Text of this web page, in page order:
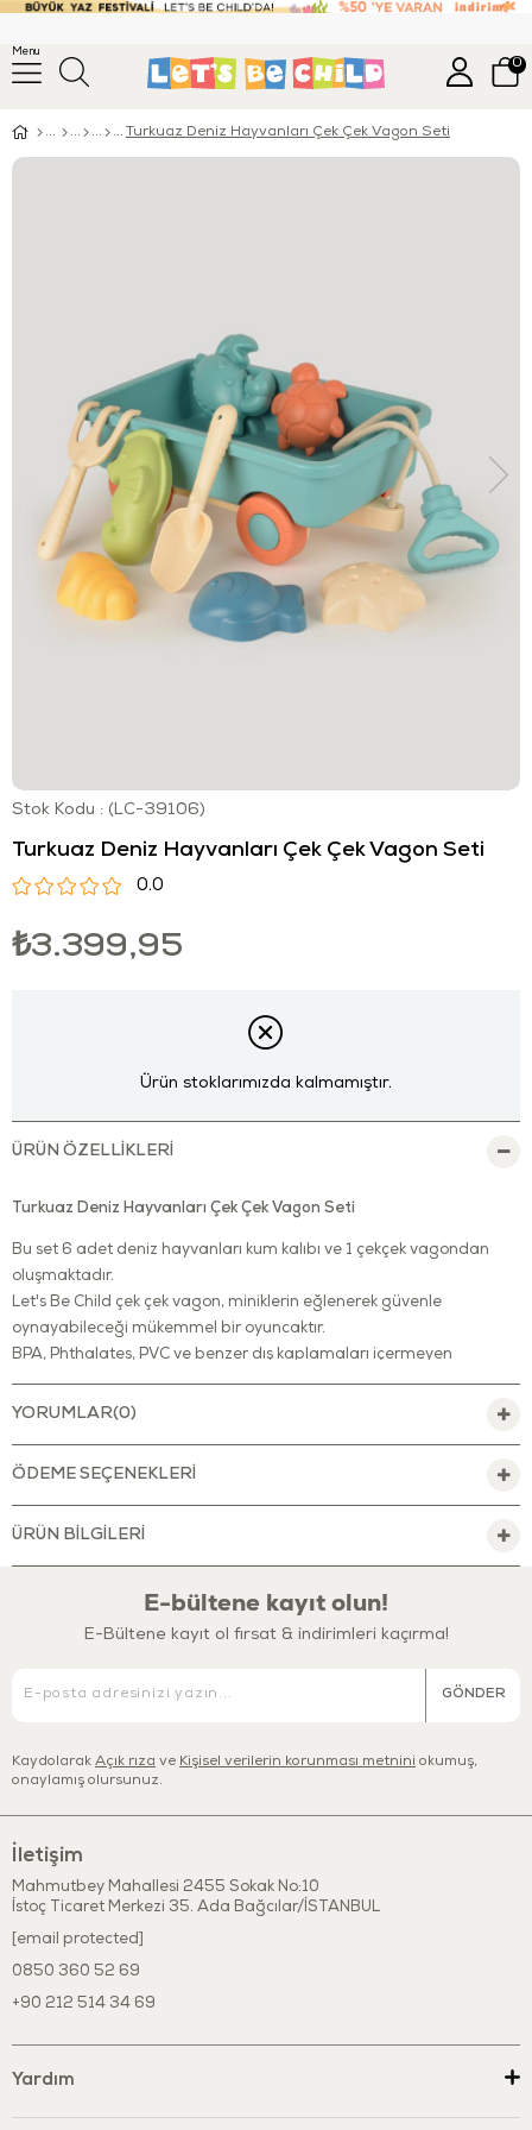
Menu
0
Turkuaz Deniz Hayvanları Çek Çek Vagon Seti
Stok Kodu (LC-39106)
Turkuaz Deniz Hayvanları Çek Çek Vagon Seti
0.0
₺3.399,95
Ürün stoklarımızda kalmamıştır.
ÜRÜN ÖZELLIKLERI
Turkuaz Deniz Hayvanları Çek Çek Vagon Seti
Bu set 6 adet deniz hayvanları kum kalıbı ve 1 çekçek vagondan
oluşmaktadır.
Let's Be Child çek çek vagon, miniklerin eğlenerek güvenle
oynayabileceği mükemmel bir oyuncaktır.
BPA, Phthalates, PVC ve benzer dış kaplamaları içermeyen
oyuncak, FDA standartlarını karşılar.
Dayanıklı bir şekilde özenle üretilen bu oyuncak, çocuklar ve
Paslanmadığından ve temizlenmesi kolay olduğundan hem iç hem
dış mekânlarda oynamak için uygundur.
oyuncaklarını taşırken çok eğlenecekler.
Miniklerin duyularını ve ince motor becerilerini geliştirmeye yardımcı
El-göz koordinasyonunu destekler.
Minikler ile beraber oynayarak, onlara yeni şeyler öğretmeye ve
onlarla eğlenmeye bayılacaksınız. Çocuklar ile geçirdiğiniz eğlenceli
dakikalar onların duyusal gelişimlerine katkıda bulunacak böylece
olacaksınız.
Vagon Ürün ölçüleri : 38,5 x 11,5 x 32,5 cm.
Kum Kalıpları Ürün ölçüleri:Her biri 12 cm'dir.
YORUMLAR(0)
ÖDEME SEÇENEKLERI
ÜRÜN BILGILERI
E-bültene kayıt olun!
E-Bültene kayıt ol fırsat & indirimleri kaçırma!
GÖNDER
Kaydolarak Açık rıza ve Kişisel verilerin korunması metnini okumuş,
onaylamış olursunuz.
İletişim
Mahmutbey Mahallesi 2455 Sokak No:10
İstoç Ticaret Merkezi 35. Ada Bağcılar/İSTANBUL
[email protected]
0850 360 52 69
+90 212 514 34 69
Yardım